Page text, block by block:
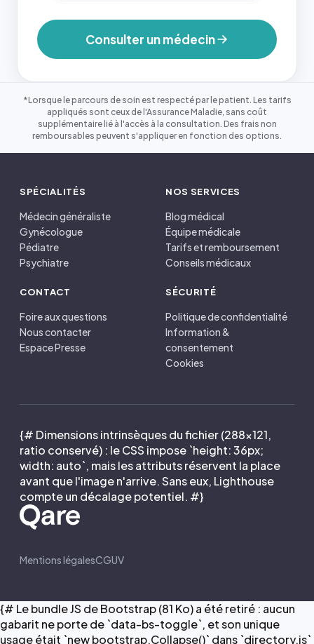
Consulter un médecin
*Lorsque le parcours de soin est respecté par le patient. Les tarifs
appliqués sont ceux de l'Assurance Maladie, sans coût
supplémentaire lié à l'accès à la consultation. Des frais non
remboursables peuvent s'appliquer en fonction des options.
SPÉCIALITÉS
Médecin généraliste
Gynécologue
Pédiatre
Psychiatre
NOS SERVICES
Blog médical
Équipe médicale
Tarifs et remboursement
Conseils médicaux
CONTACT
Foire aux questions
Nous contacter
Espace Presse
SÉCURITÉ
Politique de confidentialité
Information &
consentement
Cookies
{# Dimensions intrinsèques du fichier (288×121,
ratio conservé) : le CSS impose `height: 36px;
width: auto`, mais les attributs réservent la place
avant que l'image n'arrive. Sans eux, Lighthouse
compte un décalage potentiel. #}
Mentions légalesCGUV
{# Le bundle JS de Bootstrap (81 Ko) a été retiré : aucun
gabarit ne porte de `data-bs-toggle`, et son unique
usage était `new bootstrap.Collapse()` dans `directory.js`